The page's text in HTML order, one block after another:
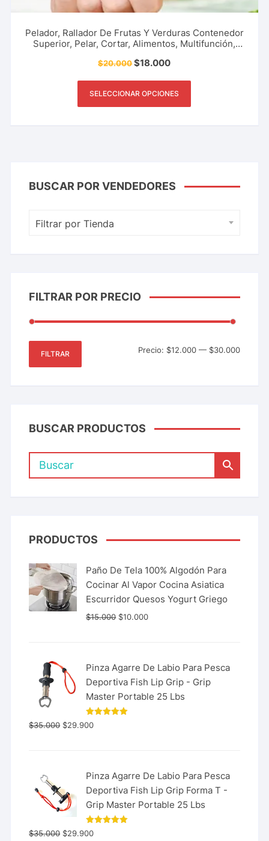
Pelador, Rallador De Frutas Y Verduras Contenedor
Superior, Pelar, Cortar, Alimentos, Multifunción,
$20.000$18.000
SELECCIONAR OPCIONES
BUSCAR POR VENDEDORES
Filtrar por Tienda
FILTRAR POR PRECIO
FILTRAR Precio: $12.000— $30.000
BUSCAR PRODUCTOS
PRODUCTOS
Paño De Tela 100% Algodón Para
Cocinar Al Vapor Cocina Asiatica
Escurridor Quesos Yogurt Griego
$15.000 $10.000
Pinza Agarre De Labio Para Pesca
Deportiva Fish Lip Grip - Grip
Master Portable 25 Lbs
Valorado
con
$35.000 $29.900
Pinza Agarre De Labio Para Pesca
Deportiva Fish Lip Grip Forma T -
Grip Master Portable 25 Lbs
Valorado
con
$35.000 $29.900